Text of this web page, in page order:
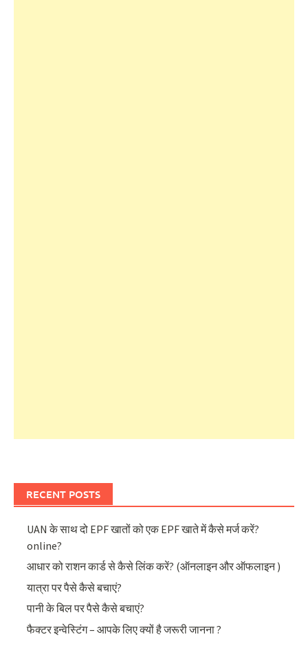
RECENT POSTS
UAN के साथ दो EPF खातों को एक EPF खाते में कैसे मर्ज करें?
online?
आधार को राशन कार्ड से कैसे लिंक करें? (ऑनलाइन और ऑफलाइन )
यात्रा पर पैसे कैसे बचाएं?
पानी के बिल पर पैसे कैसे बचाएं?
फैक्टर इन्वेस्टिंग – आपके लिए क्यों है जरूरी जानना ?